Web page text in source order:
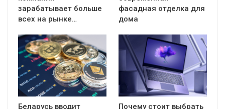
зарабатывает больше
всех на рынке…
фасадная отделка для
дома
Беларусь вводит
Почему стоит выбрать